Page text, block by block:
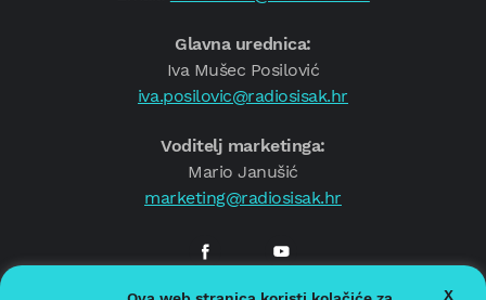
Glavna urednica:
Iva Mušec Posilović
iva.posilovic@radiosisak.hr
Voditelj marketinga:
Mario Janušić
marketing@radiosisak.hr
X